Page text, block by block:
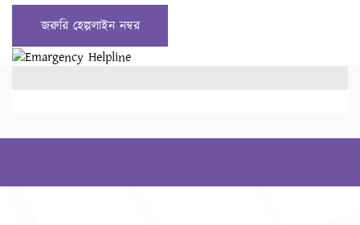
জরুরি হেল্পলাইন নম্বর